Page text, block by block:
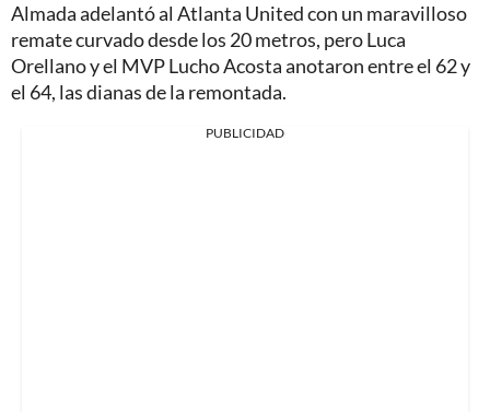
Almada adelantó al Atlanta United con un maravilloso
remate curvado desde los 20 metros, pero Luca
Orellano y el MVP Lucho Acosta anotaron entre el 62 y
el 64, las dianas de la remontada.
PUBLICIDAD